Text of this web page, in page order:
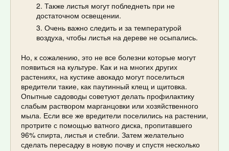
Также листья могут побледнеть при не
достаточном освещении.
Очень важно следить и за температурой
воздуха, чтобы листья на дереве не осыпались.
Но, к сожалению, это не все болезни которые могут
появиться на культуре. Как и на многих других
растениях, на кустике авокадо могут поселиться
вредители такие, как паутинный клещ и щитовка.
Опытные садоводы советуют делать профилактику
слабым раствором марганцовки или хозяйственного
мыла. Если все же вредители поселились на растении,
протрите с помощью ватного диска, пропитавшего
96% спирта, листья и стебли. Затем желательно
сделать пересадку в новую почву и спустя несколько